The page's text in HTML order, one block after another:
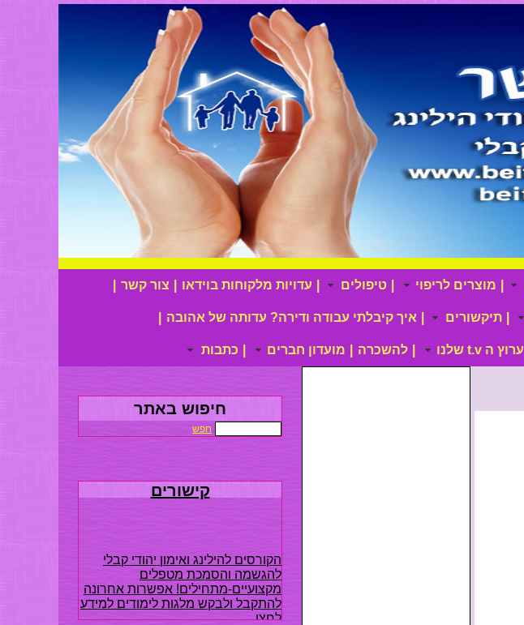
מוצרים לריפוי טיפולים עדויות מלקוחות בוידאו צור קשר
תיקשורים איך קיבלתי עבודה ודירה? עדותה של אהובה
ערוץ ה t.v שלנו להשכרה מועדון חברים כתבות
חיפוש באתר
חפש
קישורים
הקורסים להילינג ואימון יהודי קבלי
להגשמה והסמכת מטפלים
מקצועיים-מתחילים! אפשרות אחרונה
להתקבל ולבקש מלגות לימודים למידע
לחצו